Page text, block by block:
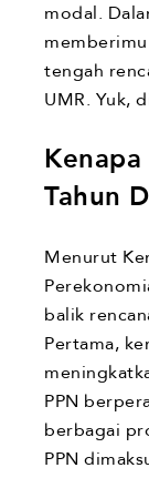
modal.
tengah
UMR. Yuk,
Tahun
Menurut
balik
Pertama,
PPN
berbagai
PPN